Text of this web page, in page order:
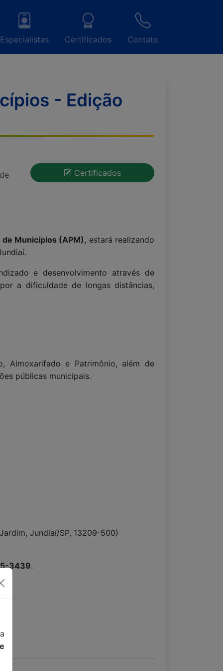
Especialistas Certificados Contato
- Edição
Certificados
Municípios (APM), estará realizando
e desenvolvimento através de
a dificuldade de longas distâncias,
Almoxarifado e Patrimônio, além de
públicas municipais.
Jundiaí/SP, 13209-500)
3439.